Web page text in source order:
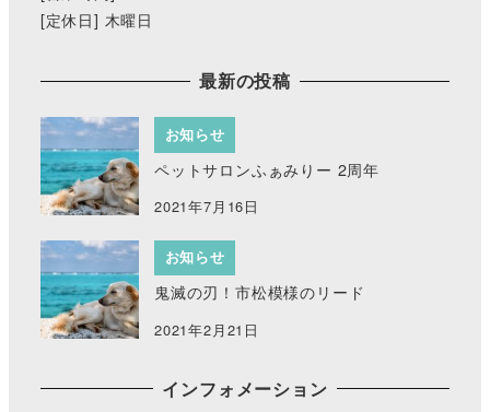
[定休日] 木曜日
最新の投稿
お知らせ
ペットサロンふぁみりー 2周年
2021年7月16日
お知らせ
鬼滅の刃！市松模様のリード
2021年2月21日
インフォメーション